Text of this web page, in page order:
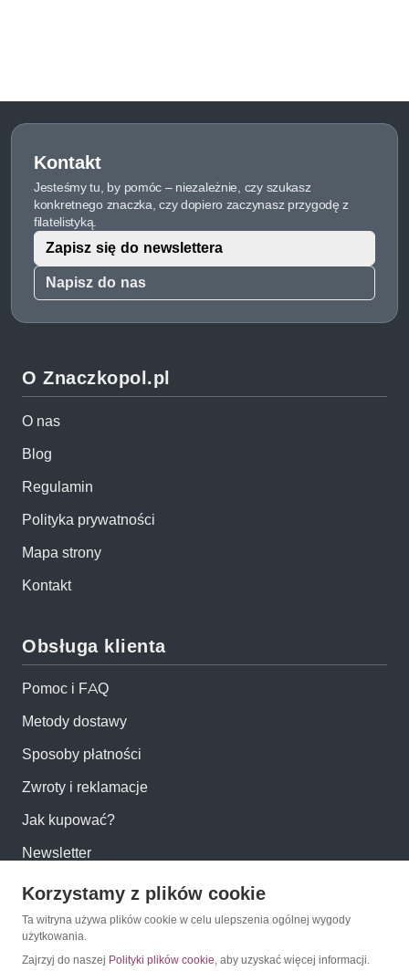
Kontakt
Jesteśmy tu, by pomóc – niezależnie, czy szukasz
konkretnego znaczka, czy dopiero zaczynasz przygodę z
filatelistyką.
Napisz do nas
Zapisz się do newslettera
O Znaczkopol.pl
O nas
Blog
Regulamin
Polityka prywatności
Mapa strony
Kontakt
Obsługa klienta
Pomoc i FAQ
Metody dostawy
Sposoby płatności
Zwroty i reklamacje
Jak kupować?
Newsletter
Konto
Moje konto
Korzystamy z plików cookie
Ta witryna używa plików cookie w celu ulepszenia ogólnej wygody
użytkowania.
Zajrzyj do naszej Polityki plików cookie, aby uzyskać więcej informacji.